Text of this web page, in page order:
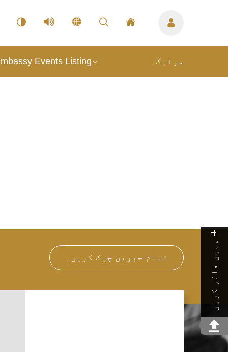
ہمیں فالو کریں
Events Listing موفیک۔
تمام خبریں چیک کریں۔